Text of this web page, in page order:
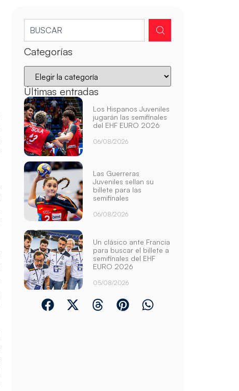
Categorías
Últimas entradas
Los Hispanos Juveniles
jugarán las semifinales
del EHF EURO 2026
06/08/2026
Las Guerreras
Juveniles sellan su
billete para las
semifinales
06/08/2026
Un clásico ante Francia
para buscar el billete a
semifinales del EHF
EURO 2026
05/08/2026